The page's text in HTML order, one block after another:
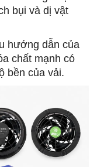
bụi và dị vật
hướng dẫn của
chất mạnh có
bền của vải.